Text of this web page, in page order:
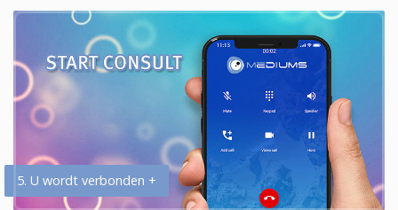
5. U wordt verbonden +